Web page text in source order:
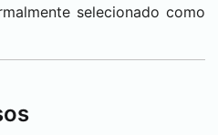
selecionado como